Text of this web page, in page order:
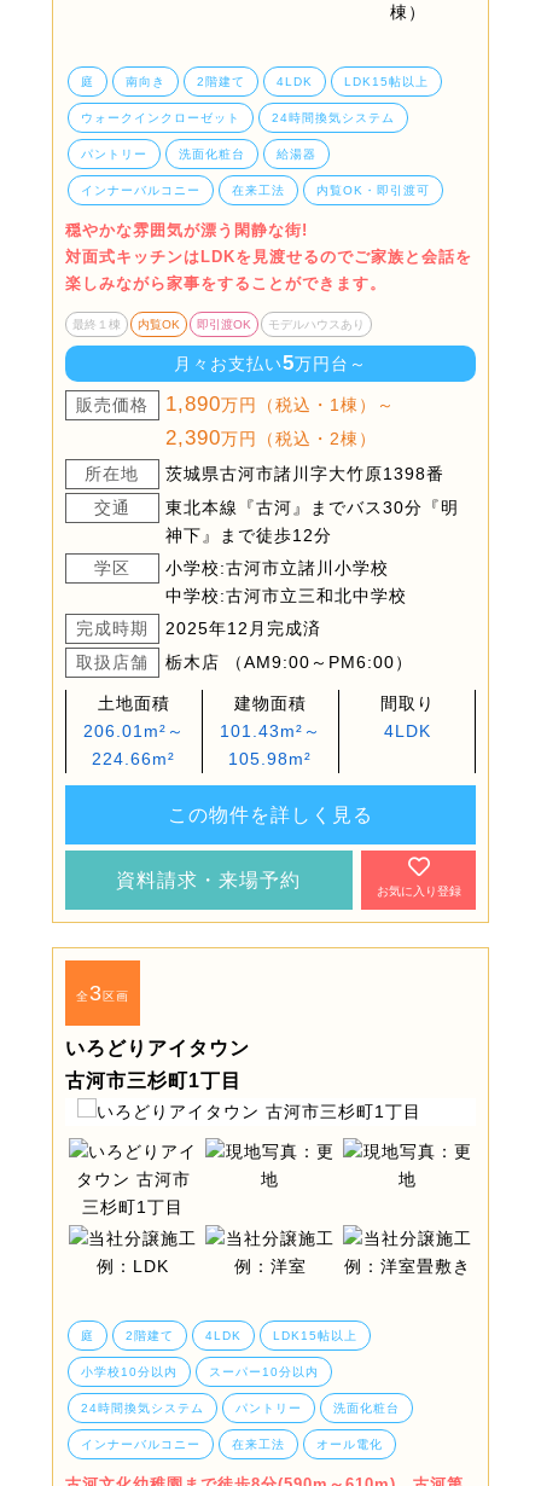
庭 南向き 2階建て 4LDK LDK15帖以上
ウォークインクローゼット 24時間換気システム
パントリー 洗面化粧台 給湯器
インナーバルコニー 在来工法 内覧OK・即引渡可
穏やかな雰囲気が漂う閑静な街!
対面式キッチンはLDKを見渡せるのでご家族と会話を
楽しみながら家事をすることができます。
最終１棟 内覧OK 即引渡OK モデルハウスあり
月々お支払い5万円台～
販売価格 1,890万円（税込・1棟）～
2,390万円（税込・2棟）
所在地
茨城県古河市諸川字大竹原1398番
交通
東北本線『古河』までバス30分『明
神下』まで徒歩12分
学区
小学校:古河市立諸川小学校
中学校:古河市立三和北中学校
完成時期
2025年12月完成済
取扱店舗
栃木店 （AM9:00～PM6:00）
土地面積
206.01m²～
224.66m²
建物面積
101.43m²～
105.98m²
間取り
4LDK
この物件を詳しく見る
資料請求・来場予約
お気に入り登録
全3区画
いろどりアイタウン
古河市三杉町1丁目
庭 2階建て 4LDK LDK15帖以上
小学校10分以内 スーパー10分以内
24時間換気システム パントリー 洗面化粧台
インナーバルコニー 在来工法 オール電化